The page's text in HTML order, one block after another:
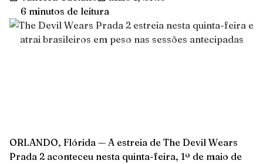
6 minutos de leitura
ORLANDO, Flórida — A estreia de The Devil Wears
Prada 2 aconteceu nesta quinta-feira, 1º de maio de